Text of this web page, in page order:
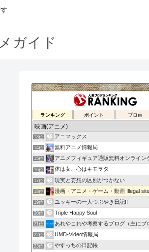
ガイド
ランキング ポイント ブロ画
11位 無料動画コンプ
12位 もふもふ雑談
13位 アニマックス
14位 無料アニメ情報局
15位 アニメフィギュア通販無料オンライン
16位 体は女、心はキモヲタ
17位 現実と妄想の区別がつかない
18位 漫画・アニメ・ゲーム・動画 Illegal site
19位 ユッキーの一人つぶやき日記!!
20位 Triple Happy Soul
21位 あれやこれや考察するブログ（主にプロレス
22位 UMD-Video情報局
23位 やすっちの日記帳